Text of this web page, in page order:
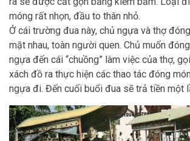
móng rất nhọn, đầu to thân nhỏ.
Ở cái trường đua này, chủ ngựa và thợ
mặt nhau, toàn người quen. Chủ muốn
ngựa đến cái “chuồng” làm việc của thợ,
xách đồ ra thực hiện các thao tác đóng
ngựa đi. Đến cuối buổi đua sẽ trả tiền một